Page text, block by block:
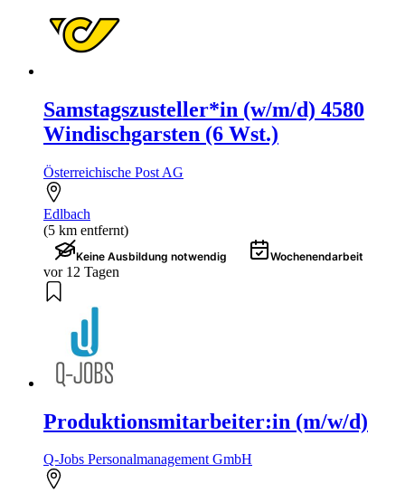
Samstagszusteller*in (w/m/d) 4580
Windischgarsten (6 Wst.)
Österreichische Post AG
Edlbach
(5 km entfernt)
Keine Ausbildung notwendig Wochenendarbeit
vor 12 Tagen
Produktionsmitarbeiter:in (m/w/d)
Q-Jobs Personalmanagement GmbH